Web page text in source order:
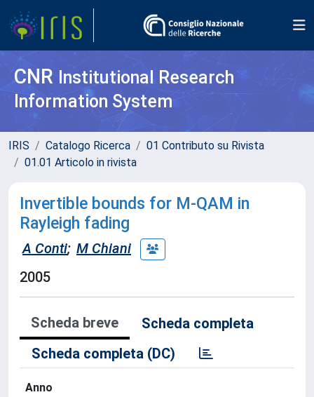
CNR Institutional Research
Information System
IRIS Catalogo Ricerca
01 Contributo su Rivista
01.01 Articolo in rivista
Invertible bounds for M-QAM in
Rayleigh fading
A Conti; M Chiani
2005
Scheda breve
Scheda completa
Scheda completa (DC)
Anno